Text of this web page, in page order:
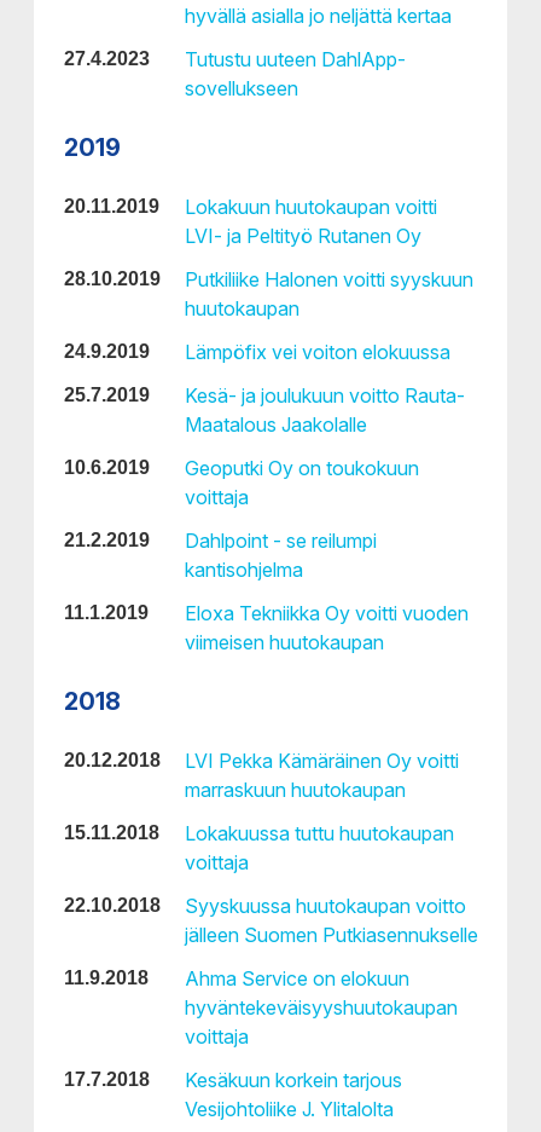
hyvällä asialla jo neljättä kertaa
27.4.2023
Tutustu uuteen DahlApp-
sovellukseen
2019
20.11.2019
Lokakuun huutokaupan voitti
LVI- ja Peltityö Rutanen Oy
28.10.2019
Putkiliike Halonen voitti syyskuun
huutokaupan
24.9.2019 Lämpöfix vei voiton elokuussa
25.7.2019
Kesä- ja joulukuun voitto Rauta-
Maatalous Jaakolalle
10.6.2019
Geoputki Oy on toukokuun
voittaja
21.2.2019
Dahlpoint - se reilumpi
kantisohjelma
11.1.2019
Eloxa Tekniikka Oy voitti vuoden
viimeisen huutokaupan
2018
20.12.2018
LVI Pekka Kämäräinen Oy voitti
marraskuun huutokaupan
15.11.2018
Lokakuussa tuttu huutokaupan
voittaja
22.10.2018
Syyskuussa huutokaupan voitto
jälleen Suomen Putkiasennukselle
11.9.2018
Ahma Service on elokuun
hyväntekeväisyyshuutokaupan
voittaja
17.7.2018
Kesäkuun korkein tarjous
Vesijohtoliike J. Ylitalolta